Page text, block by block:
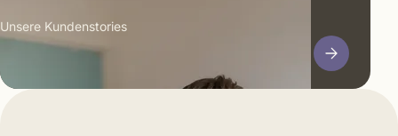
Unsere Kunden­stories